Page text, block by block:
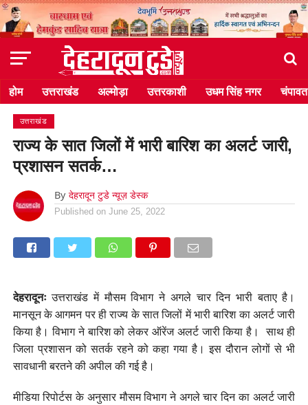
होम उत्तराखंड अल्मोड़ा उत्तरकाशी उधम सिंह नगर चंपावत
उत्तराखंड
राज्य के सात जिलों में भारी बारिश का अलर्ट जारी,
प्रशासन सतर्क…
By देहरादून टुडे न्यूज़ डेस्क
Published on June 25, 2022
देहरादूनःउत्तराखंड में मौसम विभाग ने अगले चार दिन भारी बताए है।
मानसून के आगमन पर ही राज्य के सात जिलों में भारी बारिश का अलर्ट जारी
किया है। विभाग ने बारिश को लेकर ऑरेंज अलर्ट जारी किया है। साथ ही
जिला प्रशासन को सतर्क रहने को कहा गया है। इस दौरान लोगों से भी
सावधानी बरतने की अपील की गई है।
मीडिया रिपोर्टस के अनुसार मौसम विभाग ने अगले चार दिन का अलर्ट जारी